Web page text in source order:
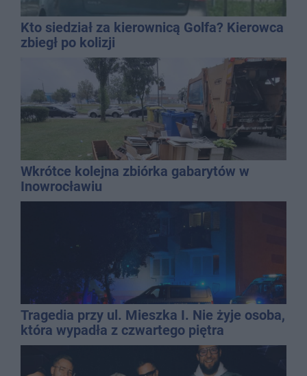
Kto siedział za kierownicą Golfa? Kierowca
zbiegł po kolizji
Wkrótce kolejna zbiórka gabarytów w
Inowrocławiu
Tragedia przy ul. Mieszka I. Nie żyje osoba,
która wypadła z czwartego piętra